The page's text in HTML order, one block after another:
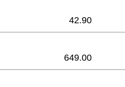
42.90
649.00